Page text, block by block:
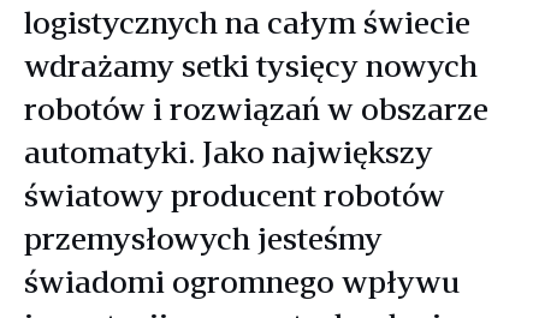
logistycznych na całym świecie
wdrażamy setki tysięcy nowych
robotów i rozwiązań w obszarze
automatyki. Jako największy
światowy producent robotów
przemysłowych jesteśmy
świadomi ogromnego wpływu